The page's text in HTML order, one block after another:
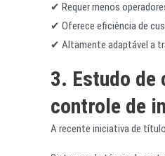
✔ Requer menos
✔ Oferece eficiência de
✔ Altamente adaptável a
3. Estudo
controle de
A recente iniciativa de